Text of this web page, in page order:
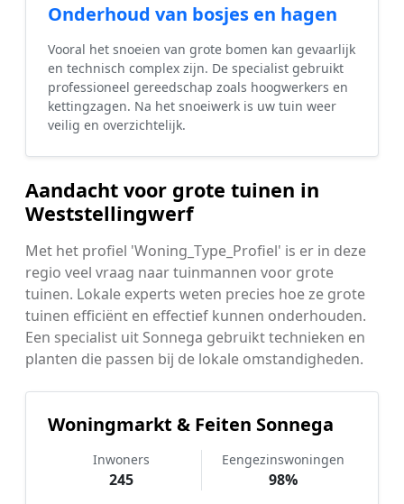
Onderhoud van bosjes en hagen
Vooral het snoeien van grote bomen kan gevaarlijk
en technisch complex zijn. De specialist gebruikt
professioneel gereedschap zoals hoogwerkers en
kettingzagen. Na het snoeiwerk is uw tuin weer
veilig en overzichtelijk.
Aandacht voor grote tuinen in
Weststellingwerf
Met het profiel 'Woning_Type_Profiel' is er in deze
regio veel vraag naar tuinmannen voor grote
tuinen. Lokale experts weten precies hoe ze grote
tuinen efficiënt en effectief kunnen onderhouden.
Een specialist uit Sonnega gebruikt technieken en
planten die passen bij de lokale omstandigheden.
Woningmarkt & Feiten Sonnega
Inwoners
245
Eengezinswoningen
98%